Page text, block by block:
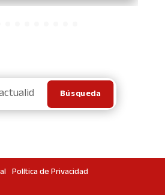
Política de Privacidad